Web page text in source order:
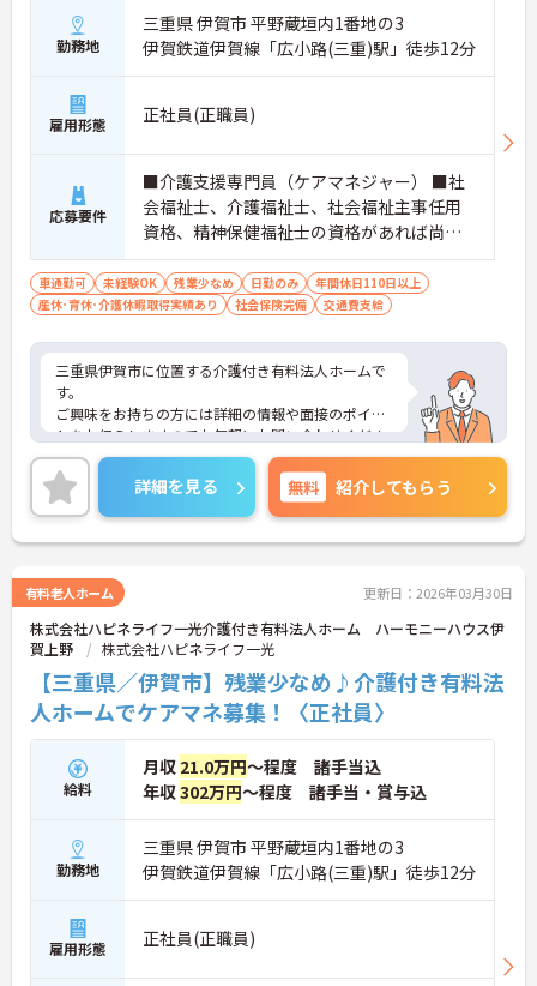
勤務地
三重県 伊賀市 平野蔵垣内1番地の3
伊賀鉄道伊賀線「広小路(三重)駅」徒歩12分
雇用形態 正社員(正職員)
応募要件
■介護支援専門員（ケアマネジャー） ■社
会福祉士、介護福祉士、社会福祉主事任用
資格、精神保健福祉士の資格があれば尚可
■普通自動車免許 ■学歴不問 ■PC基本操作
（文字入力程度）
車通勤可 未経験OK 残業少なめ 日勤のみ
年間休日110日以上
産休･育休･介護休暇取得実績あり
社会保険完備 交通費支給
三重県伊賀市に位置する介護付き有料法人ホームで
す。
ご興味をお持ちの方には詳細の情報や面接のポイン
トをお伝えしますのでお気軽にお問い合わせくださ
いませ。
詳細を見る 無料 紹介してもらう
有料老人ホーム 更新日：2026年03月30日
株式会社ハピネライフ一光介護付き有料法人ホーム ハーモニーハウス伊
賀上野
株式会社ハピネライフ一光
【三重県／伊賀市】残業少なめ♪介護付き有料法
人ホームでケアマネ募集！〈正社員〉
給料
月収 21.0万円～程度 諸手当込
年収302万円～程度 諸手当・賞与込
勤務地
三重県 伊賀市 平野蔵垣内1番地の3
伊賀鉄道伊賀線「広小路(三重)駅」徒歩12分
雇用形態 正社員(正職員)